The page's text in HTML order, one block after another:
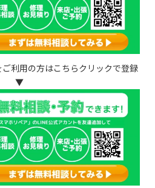
利用の方はこちらクリックで登録
▼